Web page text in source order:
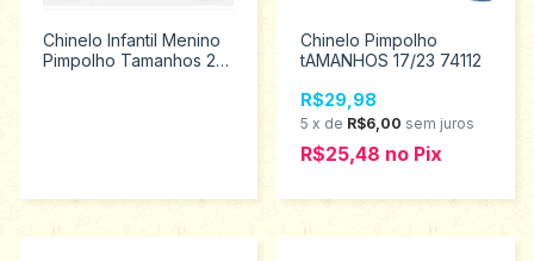
Chinelo Infantil Menino
Pimpolho Tamanhos 24
Chinelo Pimpolho
tAMANHOS 17/23 74112
R$29,98
5 x de R$6,00 sem juros
R$25,48 no Pix